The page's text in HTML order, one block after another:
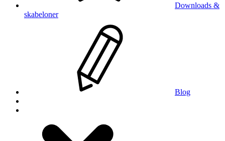
Downloads &
skabeloner
Blog